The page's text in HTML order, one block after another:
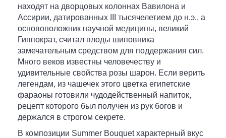
находят на дворцовых колоннах Вавилона и
Ассирии, датированных III тысячелетием до н.э., а
основоположник научной медицины, великий
Гиппократ, считал плоды шиповника
замечательным средством для поддержания сил.
Много веков известны человечеству и
удивительные свойства розы шарон. Если верить
легендам, из чашечек этого цветка египетские
фараоны готовили чудодейственный напиток,
рецепт которого был получен из рук богов и
держался в строгом секрете.
В композиции Summer Bouquet характерный вкус